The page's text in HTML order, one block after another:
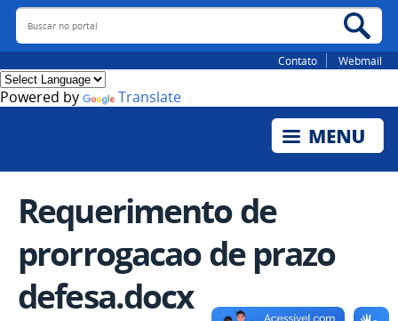
Buscar no portal
Contato Webmail
Powered by Translate
Requerimento de
prorrogacao de prazo
defesa.docx